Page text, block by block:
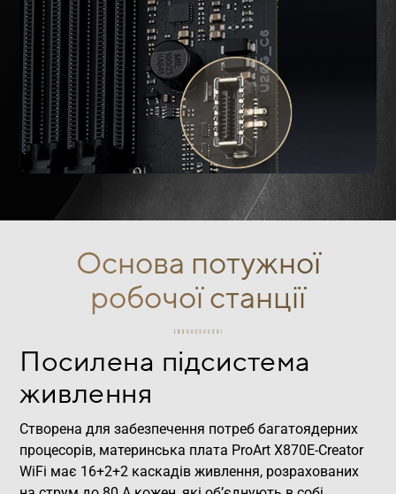
Основа потужної
робочої станції
Посилена підсистема
живлення
Створена для забезпечення потреб багатоядерних
процесорів, материнська плата ProArt X870E-Creator
WiFi має 16+2+2 каскадів живлення, розрахованих